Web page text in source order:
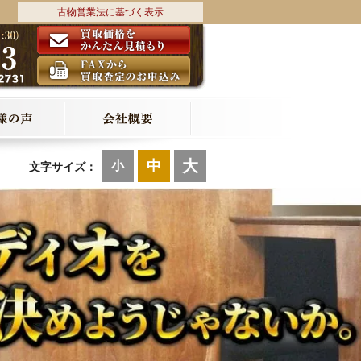
古物営業法に基づく表示
文字サイズ： 小 中 大